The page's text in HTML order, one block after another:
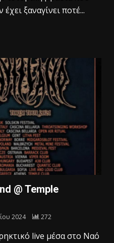
ξαναγίνει ποτέ...
@ Temple
2024 272
live μέσα στο Ναό